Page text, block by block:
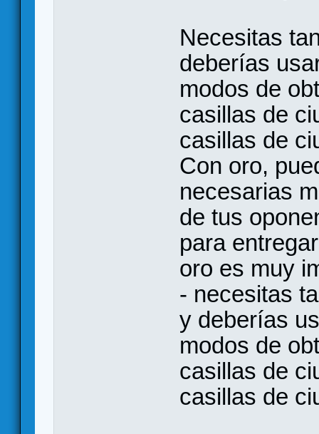
Necesitas
deberías
modos de
casillas de
casillas de
Con oro,
necesarias
de tus
para
oro es muy
- necesitas
y deberías
modos de
casillas de
casillas de